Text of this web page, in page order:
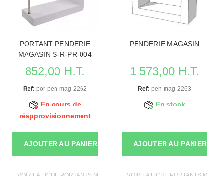
PORTANT PENDERIE
MAGASIN S-R-PR-004
852,00 H.T.
Ref: por-pen-mag-2262
En cours de
réapprovisionnement
AJOUTER AU PANIER
PENDERIE MAGASIN
1 573,00 H.T.
Ref: pen-mag-2263
En stock
AJOUTER AU PANIER